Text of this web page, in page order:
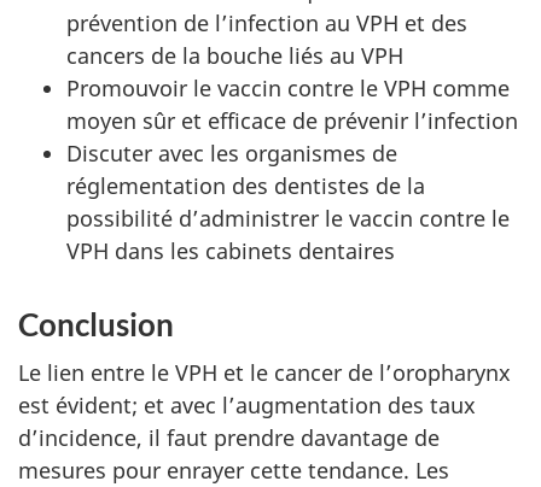
prévention de l’infection au VPH et des
cancers de la bouche liés au VPH
Promouvoir le vaccin contre le VPH comme
moyen sûr et efficace de prévenir l’infection
Discuter avec les organismes de
réglementation des dentistes de la
possibilité d’administrer le vaccin contre le
VPH dans les cabinets dentaires
Conclusion
Le lien entre le VPH et le cancer de l’oropharynx
est évident; et avec l’augmentation des taux
d’incidence, il faut prendre davantage de
mesures pour enrayer cette tendance. Les